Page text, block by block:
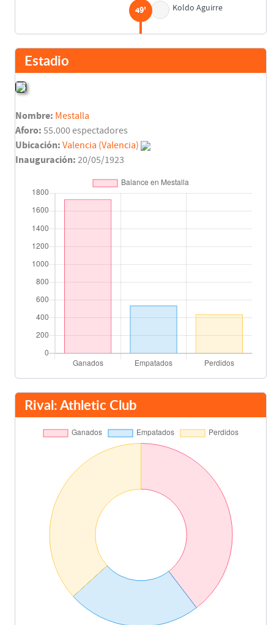
Koldo Aguirre
49'
Final del partido 90'
Estadio
Nombre: Mestalla
Aforo: 55.000 espectadores
Ubicación: Valencia (Valencia)
Inauguración: 20/05/1923
Rival: Athletic Club